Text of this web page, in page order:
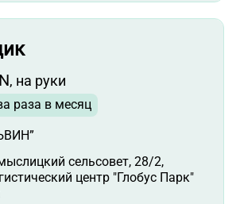
, на руки
раза в месяц
сельсовет, 28/2,
центр "Глобус Парк"